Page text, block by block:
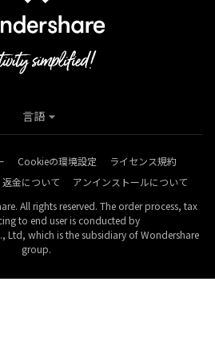
Cookieの環境設定
ライセンス規約
返金について
アンインストールについて
All rights reserved. The order process, tax
to end user is conducted by
Ltd, which is the subsidiary of Wondershare
group.
言語